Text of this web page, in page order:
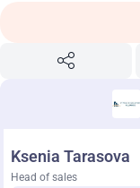
Ksenia Tarasova
Head of sales